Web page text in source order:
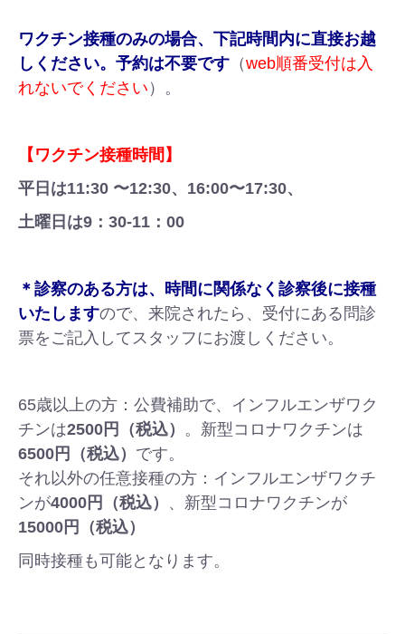
ワクチン接種のみの場合、下記時間内に直接お越
しください。予約は不要です （web順番受付は入
れないでください ）。
【ワクチン接種時間】
平日は11:30 〜12:30、16:00〜17:30、
土曜日は9：30-11：00
＊診察のある方は、時間に関係なく診察後に接種
いたしますので、来院されたら、受付にある問診
票をご記入してスタッフにお渡しください。
65歳以上の方：公費補助で、インフルエンザワク
チンは2500円（税込） 。新型コロナワクチンは
6500円（税込） です。
それ以外の任意接種の方：インフルエンザワクチ
ンが4000円（税込） 、新型コロナワクチンが
15000円（税込）
同時接種も可能となります。